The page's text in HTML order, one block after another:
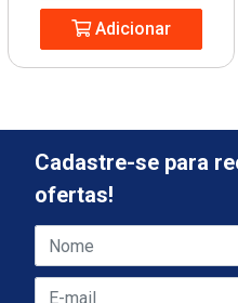
Adicionar
Cadastre-se para
ofertas!